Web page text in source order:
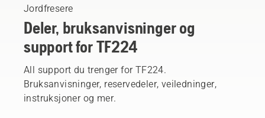
Jordfresere
Deler, bruksanvisninger og
support for TF224
All support du trenger for TF224.
Bruksanvisninger, reservedeler, veiledninger,
instruksjoner og mer.